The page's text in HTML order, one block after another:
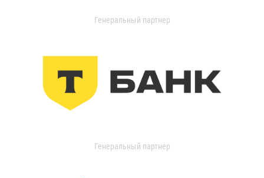
Генеральный партнер
Генеральный партнер